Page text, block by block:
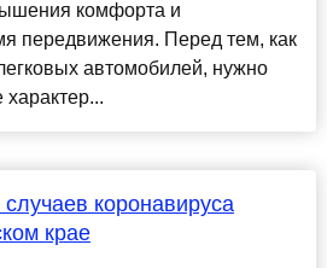
комфорта и
передвижения. Перед тем, как
автомобилей, нужно
характер...
коронавируса
крае